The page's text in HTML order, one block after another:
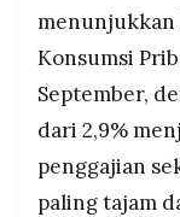
menunjukkan
Konsumsi
September,
dari 2,9%
penggajian
paling tajam